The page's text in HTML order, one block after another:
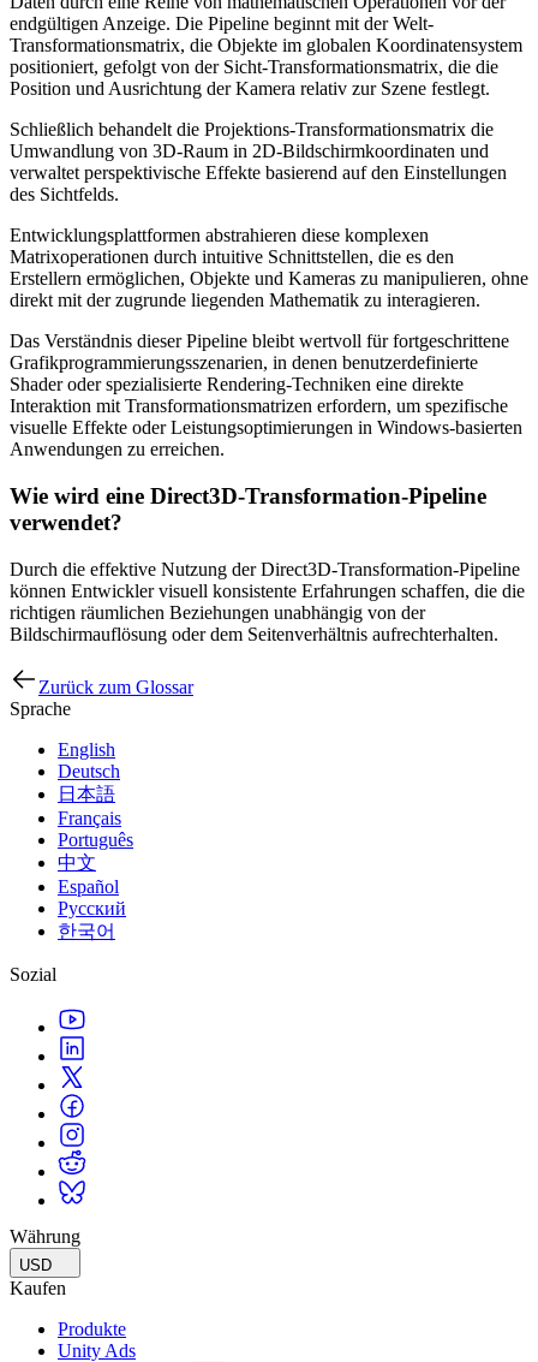
endgültigen Anzeige. Die Pipeline beginnt mit der Welt-
Transformationsmatrix, die Objekte im globalen Koordinatensystem
positioniert, gefolgt von der Sicht-Transformationsmatrix, die die
Position und Ausrichtung der Kamera relativ zur Szene festlegt.
Schließlich behandelt die Projektions-Transformationsmatrix die
Umwandlung von 3D-Raum in 2D-Bildschirmkoordinaten und
verwaltet perspektivische Effekte basierend auf den Einstellungen
des Sichtfelds.
Entwicklungsplattformen abstrahieren diese komplexen
Matrixoperationen durch intuitive Schnittstellen, die es den
Erstellern ermöglichen, Objekte und Kameras zu manipulieren, ohne
direkt mit der zugrunde liegenden Mathematik zu interagieren.
Das Verständnis dieser Pipeline bleibt wertvoll für fortgeschrittene
Grafikprogrammierungsszenarien, in denen benutzerdefinierte
Shader oder spezialisierte Rendering-Techniken eine direkte
Interaktion mit Transformationsmatrizen erfordern, um spezifische
visuelle Effekte oder Leistungsoptimierungen in Windows-basierten
Anwendungen zu erreichen.
Wie wird eine Direct3D-Transformation-Pipeline
verwendet?
Durch die effektive Nutzung der Direct3D-Transformation-Pipeline
können Entwickler visuell konsistente Erfahrungen schaffen, die die
richtigen räumlichen Beziehungen unabhängig von der
Bildschirmauflösung oder dem Seitenverhältnis aufrechterhalten.
Zurück zum Glossar
Sprache
English
Deutsch
日本語
Français
Português
中文
Español
Русский
한국어
Sozial
Währung
USD
Kaufen
Produkte
Unity Ads